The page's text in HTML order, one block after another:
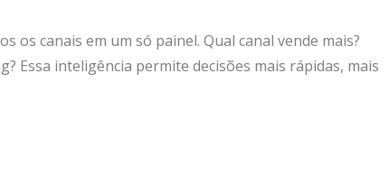
os canais em um só painel. Qual canal vende mais?
Essa inteligência permite decisões mais rápidas, mais